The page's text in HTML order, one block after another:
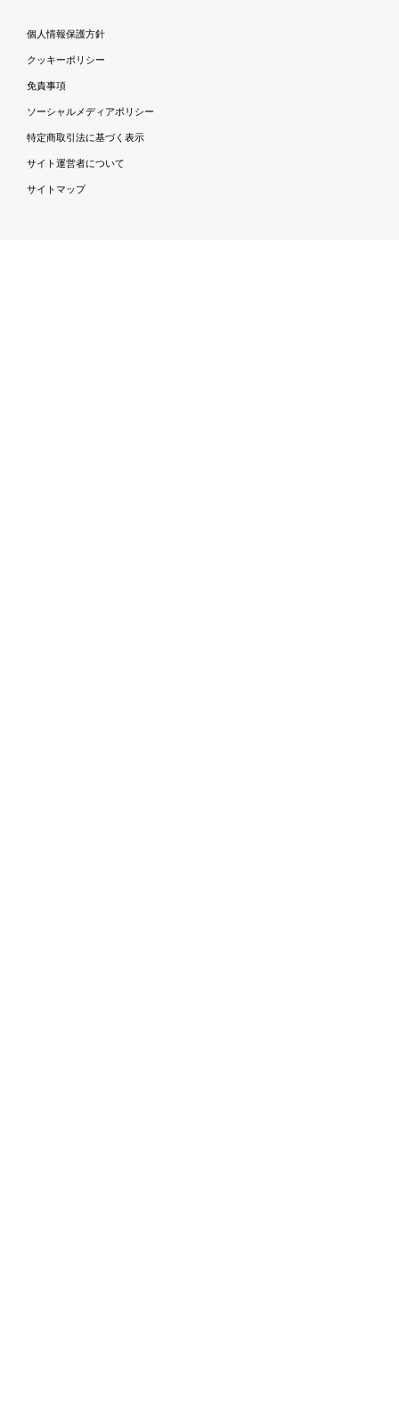
個人情報保護方針
クッキーポリシー
免責事項
ソーシャルメディアポリシー
特定商取引法に基づく表示
サイト運営者について
サイトマップ